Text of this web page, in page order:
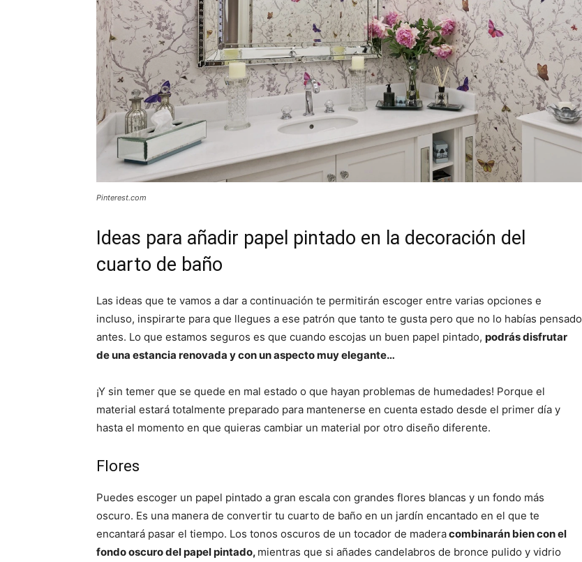
Pinterest.com
Ideas para añadir papel pintado en la decoración del
cuarto de baño
Las ideas que te vamos a dar a continuación te permitirán escoger entre varias opciones e
incluso, inspirarte para que llegues a ese patrón que tanto te gusta pero que no lo habías pensado
antes. Lo que estamos seguros es que cuando escojas un buen papel pintado, podrás disfrutar
de una estancia renovada y con un aspecto muy elegante…
¡Y sin temer que se quede en mal estado o que hayan problemas de humedades! Porque el
material estará totalmente preparado para mantenerse en cuenta estado desde el primer día y
hasta el momento en que quieras cambiar un material por otro diseño diferente.
Flores
Puedes escoger un papel pintado a gran escala con grandes flores blancas y un fondo más
oscuro. Es una manera de convertir tu cuarto de baño en un jardín encantado en el que te
encantará pasar el tiempo. Los tonos oscuros de un tocador de maderacombinarán bien con el
fondo oscuro del papel pintado, mientras que si añades candelabros de bronce pulido y vidrio